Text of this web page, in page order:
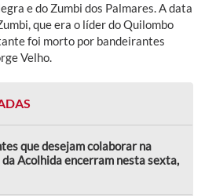
e do Zumbi dos Palmares. A data
que era o líder do Quilombo
foi morto por bandeirantes
Velho.
que desejam colaborar na
Acolhida encerram nesta sexta,